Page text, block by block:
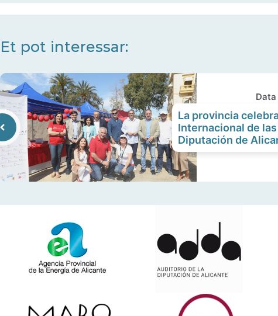
Et pot interessar:
La provincia
Internacional de
Diputación de